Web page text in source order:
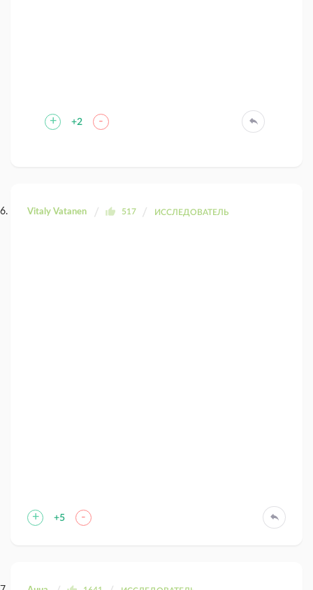
+ +2 -
Vitaly Vatanen 517 ИССЛЕДОВАТЕЛЬ
+ +5 -